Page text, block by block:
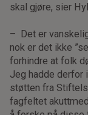
skal gjøre, sier
– Det er
nok er det ikke
forhindre at folk
Jeg hadde derfor
støtten fra
fagfeltet